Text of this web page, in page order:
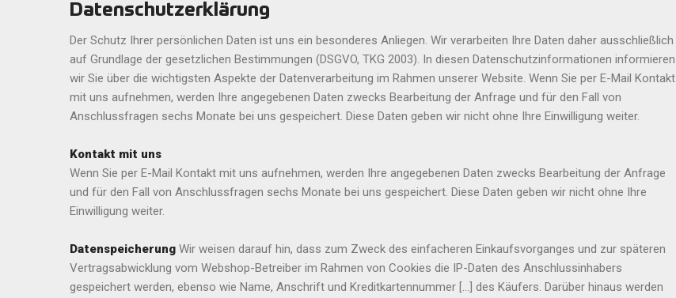
Datenschutzerklärung
Der Schutz Ihrer persönlichen Daten ist uns ein besonderes Anliegen. Wir verarbeiten Ihre Daten daher ausschließlich
auf Grundlage der gesetzlichen Bestimmungen (DSGVO, TKG 2003). In diesen Datenschutzinformationen informieren
wir Sie über die wichtigsten Aspekte der Datenverarbeitung im Rahmen unserer Website. Wenn Sie per E-Mail Kontakt
mit uns aufnehmen, werden Ihre angegebenen Daten zwecks Bearbeitung der Anfrage und für den Fall von
Anschlussfragen sechs Monate bei uns gespeichert. Diese Daten geben wir nicht ohne Ihre Einwilligung weiter.
Kontakt mit uns
Wenn Sie per E-Mail Kontakt mit uns aufnehmen, werden Ihre angegebenen Daten zwecks Bearbeitung der Anfrage
und für den Fall von Anschlussfragen sechs Monate bei uns gespeichert. Diese Daten geben wir nicht ohne Ihre
Einwilligung weiter.
DatenspeicherungWir weisen darauf hin, dass zum Zweck des einfacheren Einkaufsvorganges und zur späteren
Vertragsabwicklung vom Webshop-Betreiber im Rahmen von Cookies die IP-Daten des Anschlussinhabers
gespeichert werden, ebenso wie Name, Anschrift und Kreditkartennummer […] des Käufers. Darüber hinaus werden